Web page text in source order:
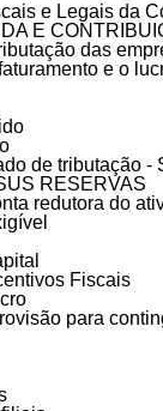
e Legais da
E
das
e o
de tributação -
RESERVAS
redutora do
Fiscais
para